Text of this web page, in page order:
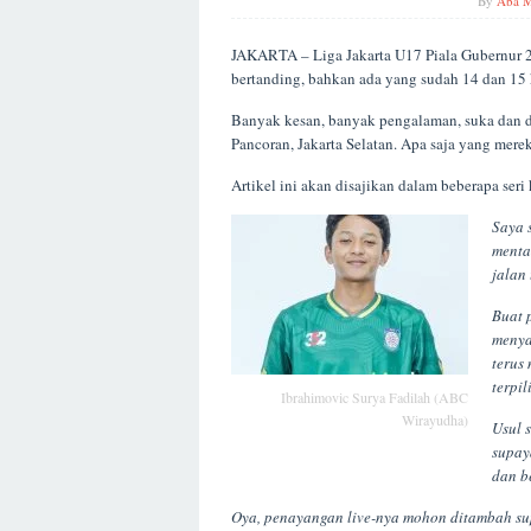
JAKARTA – Liga Jakarta U17 Piala Gubernur
bertanding, bahkan ada yang sudah 14 dan
Banyak kesan, banyak pengalaman, suka
Pancoran, Jakarta Selatan. Apa saja yang
Artikel ini akan disajikan dalam beberapa seri
Ibrahimovic Surya Fadilah (ABC
Wirayudha)
Saya
jalan
Buat
terus
Usul
dan
Oya, penayangan live-nya mohon ditambah